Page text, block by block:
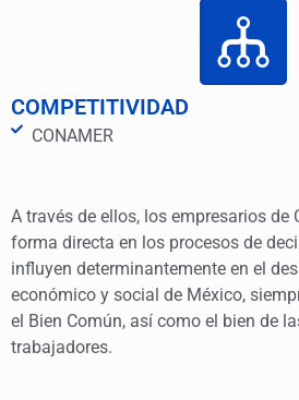
COMPETITIVIDAD
CONAMER
A través de ellos, los empresarios de
forma directa en los procesos de
influyen determinantemente en el
económico y social de México,
el Bien Común, así como el bien de
trabajadores.